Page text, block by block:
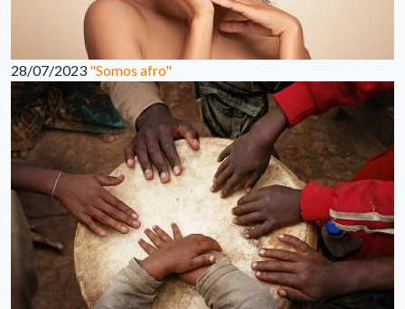
28/07/2023 "Somos afro"